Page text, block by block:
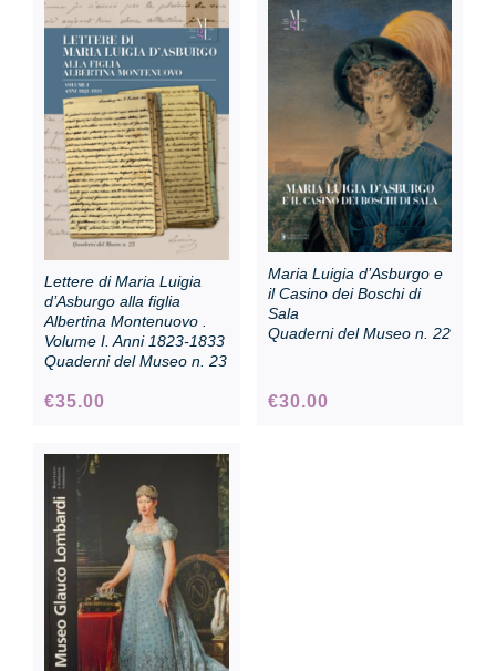
Pubblicazioni
Collezione
Contatti e biglietti
Accessibilità
Dona
English
Lettere di Maria Luigia
d’Asburgo alla figlia
Albertina Montenuovo .
Volume I. Anni 1823-1833
Quaderni del Museo n. 23
€35.00
Maria Luigia d’Asburgo e
il Casino dei Boschi di
Sala
Quaderni del Museo n. 22
€30.00